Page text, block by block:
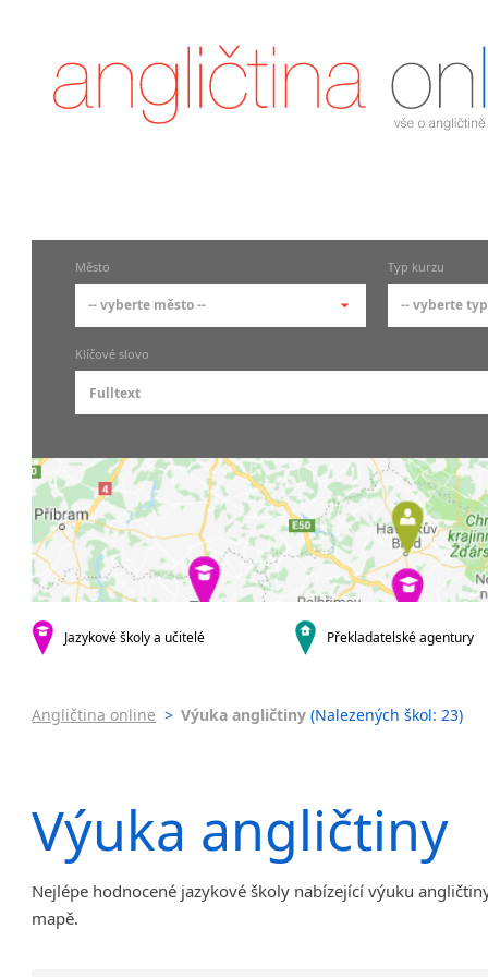
Město
-- vyberte město --
-- vyberte město --
Praha 2
Praha 4
Praha 5
Praha 6
Praha 10
krajská města
Brno
Liberec
České Budějovice
Pardubice
Karlovy Vary
Typ kurzu
-- vyberte
Online
Výuka
Výuka
JŠ
Klíčové slovo
Jazykové školy a učitelé Překladatelské agentury
Angličtina online > Výuka angličtiny (Nalezených škol: 23)
Výuka angličtiny
Nejlépe hodnocené jazykové školy nabízející výuku
mapě.